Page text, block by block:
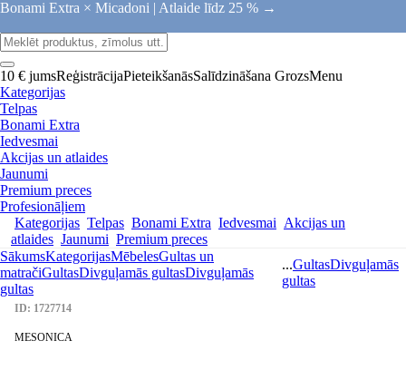
Bonami Extra × Micadoni | Atlaide līdz 25 % →
10 € jumsReģistrācijaPieteikšanāsSalīdzināšana GrozsMenu
Kategorijas
Telpas
Bonami Extra
Iedvesmai
Akcijas un atlaides
Jaunumi
Premium preces
Profesionāļiem
Kategorijas Telpas Bonami Extra Iedvesmai Akcijas un
atlaides Jaunumi Premium preces
SākumsKategorijasMēbelesGultas un
matračiGultasDivguļamās gultasDivguļamās
gultas
...GultasDivguļamās
gultas
ID: 1727714
MESONICA